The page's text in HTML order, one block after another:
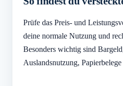
Prüfe das Preis- und
deine normale Nutzung und
Besonders wichtig sind
Auslandsnutzung,